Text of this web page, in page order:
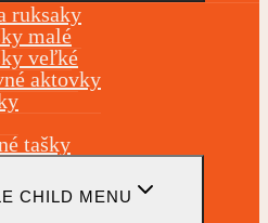
ruksaky
malé
veľké
aktovky
tašky
CHILD MENU